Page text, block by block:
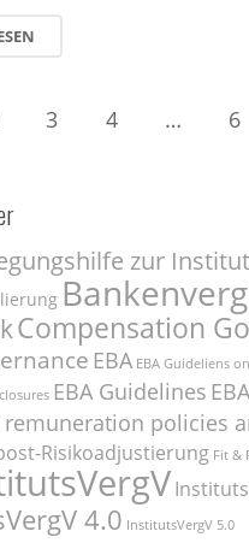
3 4 … 6
zur
Compensation
EBA EBA Guideliens
EBA Guidelines
policies
Risikoadjustierung Fit &
4.0 InstitutsVergV 5.0